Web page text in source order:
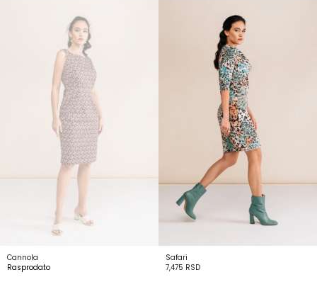
Cannola
Rasprodato
Safari
7,475 RSD